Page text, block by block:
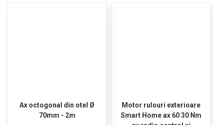
Ax octogonal din otel Ø
70mm - 2m
Motor rulouri exterioare
Smart Home ax 60 30 Nm